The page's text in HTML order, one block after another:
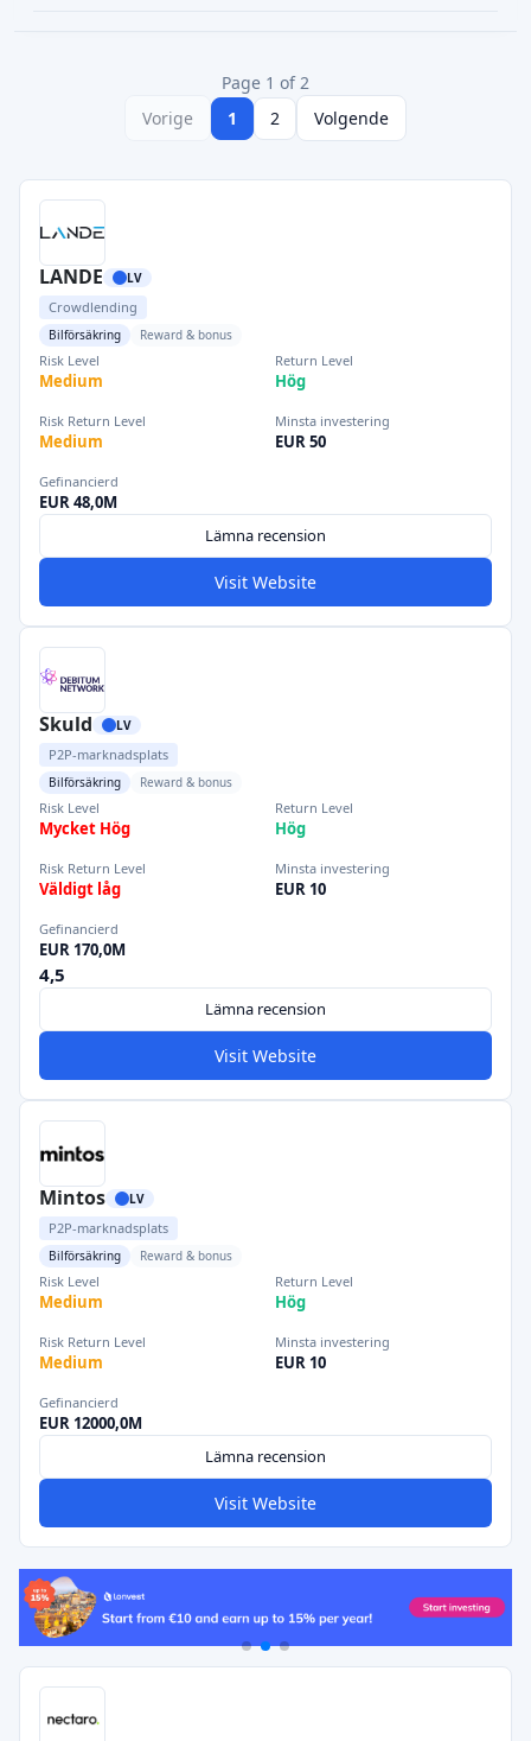
Page 1 of 2
Vorige
1 2 Volgende
LANDE LV
Crowdlending
Bilförsäkring Reward & bonus
Risk Level
Medium
Return Level
Hög
Risk Return Level
Medium
Minsta investering
EUR 50
Gefinancierd
EUR 48,0M
Lämna recension
Visit Website
Skuld LV
P2P-marknadsplats
Bilförsäkring Reward & bonus
Risk Level
Mycket Hög
Return Level
Hög
Risk Return Level
Väldigt låg
Minsta investering
EUR 10
Gefinancierd
EUR 170,0M
4,5
Lämna recension
Visit Website
Mintos LV
P2P-marknadsplats
Bilförsäkring Reward & bonus
Risk Level
Medium
Return Level
Hög
Risk Return Level
Medium
Minsta investering
EUR 10
Gefinancierd
EUR 12000,0M
Lämna recension
Visit Website